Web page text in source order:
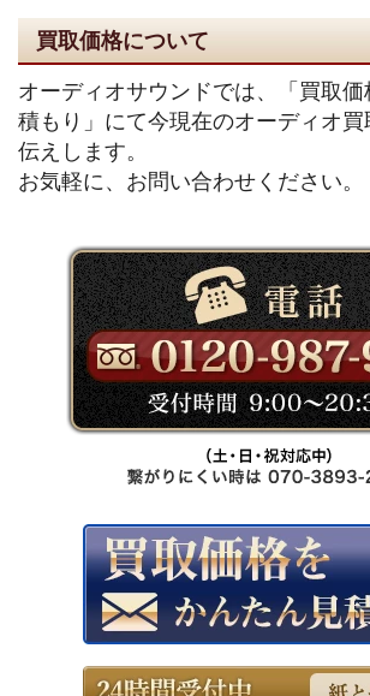
買取価格について
オーディオサウンドでは、「買取
積もり」にて今現在のオーディオ
伝えします。
お気軽に、お問い合わせください。